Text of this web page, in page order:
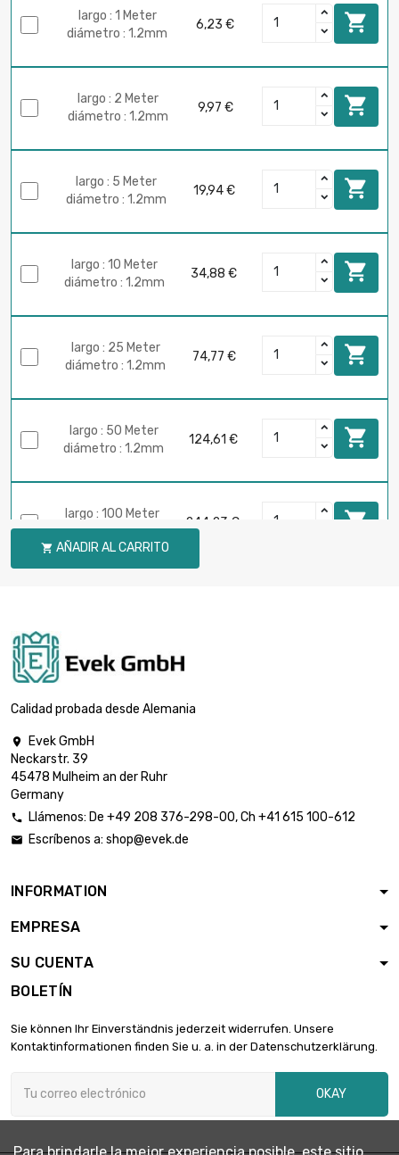
largo : 1 Meter
diámetro : 1.2mm
6,23 € 
largo : 2 Meter
diámetro : 1.2mm
9,97 € 
largo : 5 Meter
diámetro : 1.2mm
19,94 € 
largo : 10 Meter
diámetro : 1.2mm
34,88 € 
largo : 25 Meter
diámetro : 1.2mm
74,77 € 
largo : 50 Meter
diámetro : 1.2mm
124,61 € 
largo : 100 Meter
diámetro : 1.2mm
244,23 € 
 AÑADIR AL CARRITO
Calidad probada desde Alemania

Evek GmbH
Neckarstr. 39
45478 Mulheim an der Ruhr
Germany
 Llámenos: De +49 208 376-298-00, Ch +41 615 100-612
 Escríbenos a: shop@evek.de
INFORMATION
EMPRESA
SU CUENTA
BOLETÍN
Sie können Ihr Einverständnis jederzeit widerrufen. Unsere
Kontaktinformationen finden Sie u. a. in der Datenschutzerklärung.
OKAY